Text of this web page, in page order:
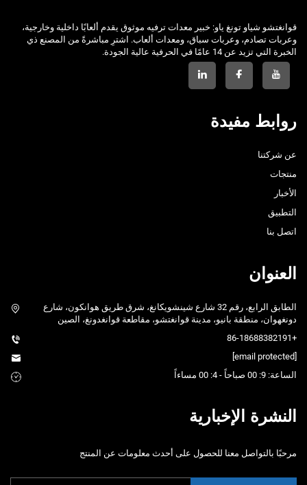
قوانغتشو شياو تونغ ياو: خبير معدات ترفيه موثوق يقدم ألعابًا داخلية وخارجية،
وعربات تصادم، وعربات سباق، ومعدات ألعاب. اشترِ مباشرةً من المصنع ذي
الخبرة التي تزيد عن 14 عامًا في الحرفية عالية الجودة.
روابط مفيدة
عن شركتنا
منتجات
الأخبار
التطبيق
اتصل بنا
العنوان
الطابق الرابع، رقم 32 شارع شينشويكانغ، شرق طريق هوانكون، شارع
دونغهوان، منطقة بانيو، مدينة قوانغتشو، مقاطعة قوانغدونغ، الصين
+86-18688382191
الساعة: 9: 00 صباحاً - 4: 00 مساءاً
النشرة الإخبارية
مرحبًا بالتواصل معنا للحصول على أحدث معلومات عن المنتج